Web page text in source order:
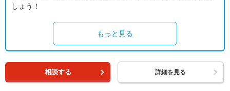
しょう！
もっと見る
相談する 詳細を見る